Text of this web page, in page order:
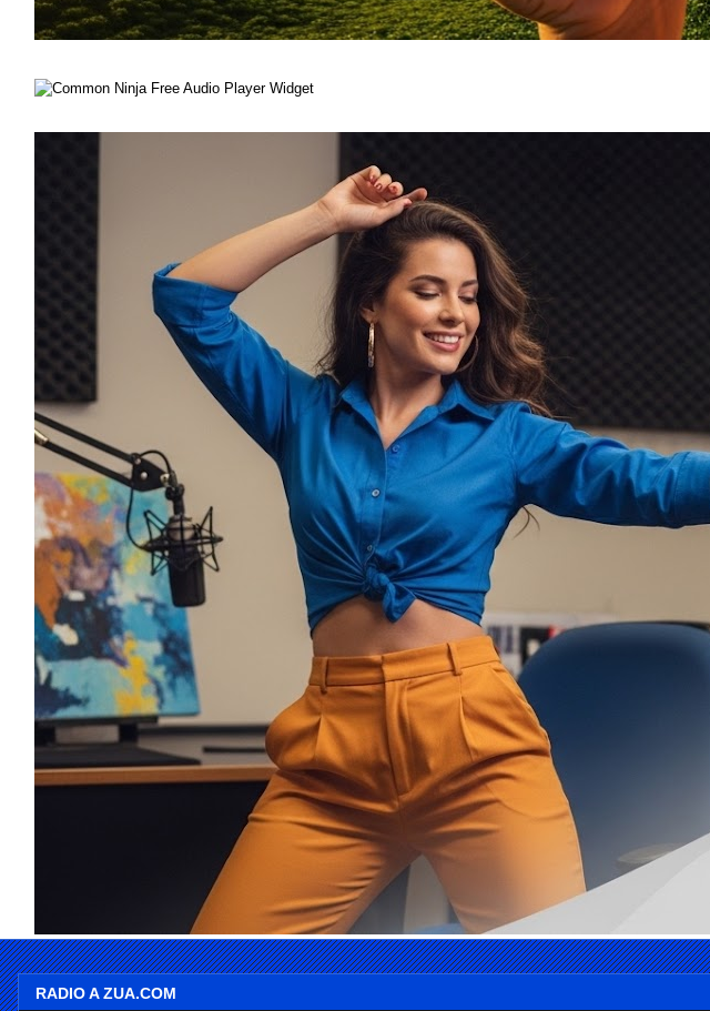
Free Audio Player Widget
RADIO A ZUA.COM